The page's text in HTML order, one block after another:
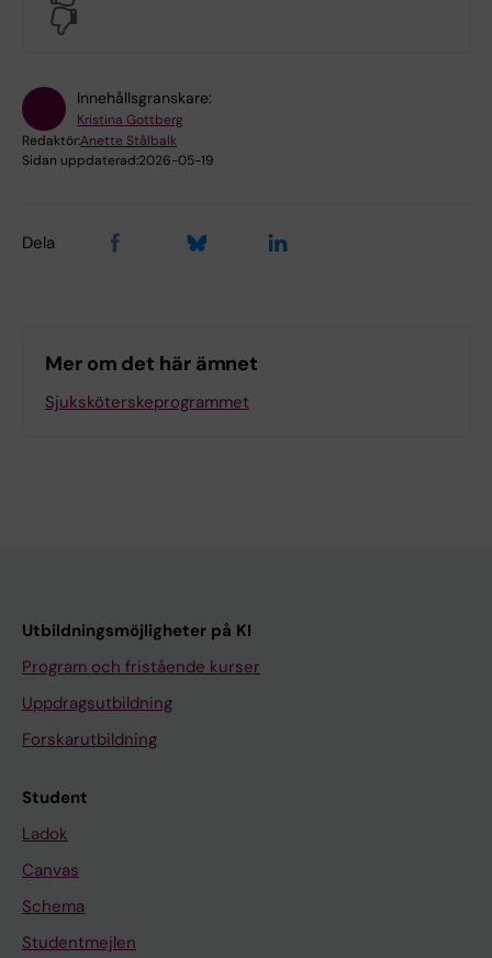
Innehållsgranskare:
Kristina Gottberg
Redaktör:Anette Stålbalk
Sidan uppdaterad:2026-05-19
Dela
Mer om det här ämnet
Sjuksköterskeprogrammet
Utbildningsmöjligheter på KI
Program och fristående kurser
Uppdragsutbildning
Forskarutbildning
Student
Ladok
Canvas
Schema
Studentmejlen